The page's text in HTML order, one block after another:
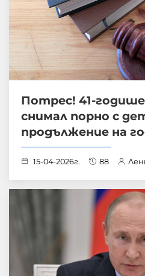
Потрес! 41-
снимал порно с
продължение на
15-04-2026г. 88